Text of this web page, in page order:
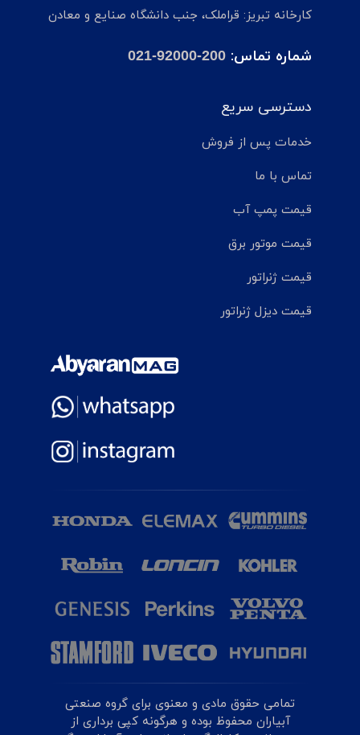
کارخانه تبریز: قراملک، جنب دانشگاه صنایع و معادن
شماره تماس: 021-92000-200
دسترسی سریع
خدمات پس از فروش
تماس با ما
قیمت پمپ آب
قیمت موتور برق
قیمت ژنراتور
قیمت دیزل ژنراتور
تمامی حقوق مادی و معنوی برای گروه صنعتی
آبیاران محفوظ بوده و هرگونه کپی برداری از